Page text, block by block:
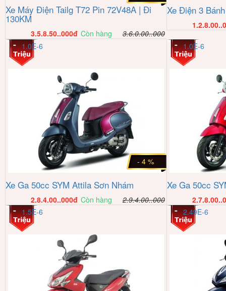
Xe Máy Điện Tailg T72 Pin 72V48A | Đi
130KM
3.6.0.00..000
3.5.8.50..000đ Còn hàng
Xe Điện 3
1.0E-6
Xe Ga 50cc SYM Attila Sơn Nhám
2.9.4.00..000
- 4 %
2.8.4.00..000đ Còn hàng
1.0E-6
Xe Ga 50cc
1.5E-6
2.49E-6